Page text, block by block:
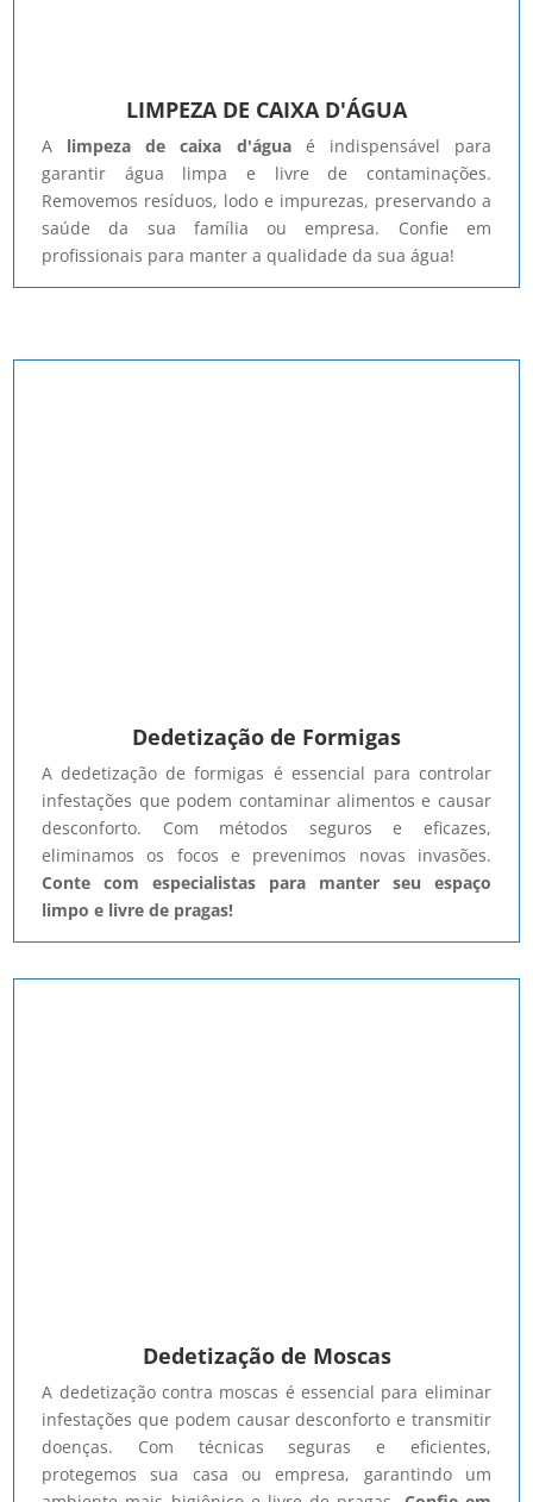
LIMPEZA DE CAIXA D'ÁGUA
A limpeza de caixa d'águaé indispensável para
garantir água limpa e livre de contaminações.
Removemos resíduos, lodo e impurezas, preservando a
saúde da sua família ou empresa. Confie em
profissionais para manter a qualidade da sua água!
Dedetização de Formigas
A dedetização de formigas é essencial para controlar
infestações que podem contaminar alimentos e causar
desconforto. Com métodos seguros e eficazes,
eliminamos os focos e prevenimos novas invasões.
Conte com especialistas para manter seu espaço
limpo e livre de pragas!
Dedetização de Moscas
A dedetização contra moscas é essencial para eliminar
infestações que podem causar desconforto e transmitir
doenças. Com técnicas seguras e eficientes,
protegemos sua casa ou empresa, garantindo um